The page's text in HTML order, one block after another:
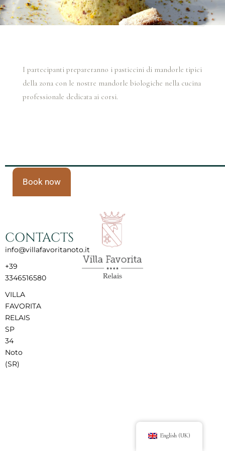
I partecipanti prepareranno i pasticcini di mandorle tipici
della zona con le nostre mandorle biologiche nella cucina
professionale dedicata ai corsi.
Book now
CONTACTS
info@villafavoritanoto.it
+39
3346516580
VILLA
FAVORITA
RELAIS
SP
34
Noto
(SR)
English (UK)